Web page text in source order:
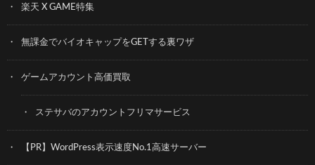
楽天 X GAME特集
無課金でバイオキャップをGETする裏ワザ
ゲームアカウント高価買取
ステサバのアカウントフリマサービス
【PR】WordPress表示速度No.1高速サーバー